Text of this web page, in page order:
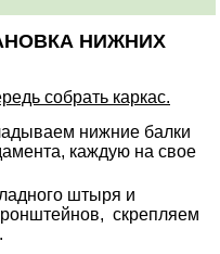
НИЖНИХ
собрать каркас.
нижние балки
каждую на свое
штыря и
скрепляем